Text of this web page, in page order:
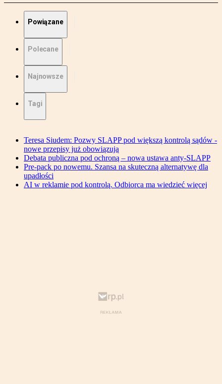
Powiązane
Polecane
Najnowsze
Tagi
Teresa Siudem: Pozwy SLAPP pod większą kontrolą sądów -
nowe przepisy już obowiązują
Debata publiczna pod ochroną – nowa ustawa anty-SLAPP
Pre-pack po nowemu. Szansa na skuteczną alternatywę dla
upadłości
AI w reklamie pod kontrolą. Odbiorca ma wiedzieć więcej